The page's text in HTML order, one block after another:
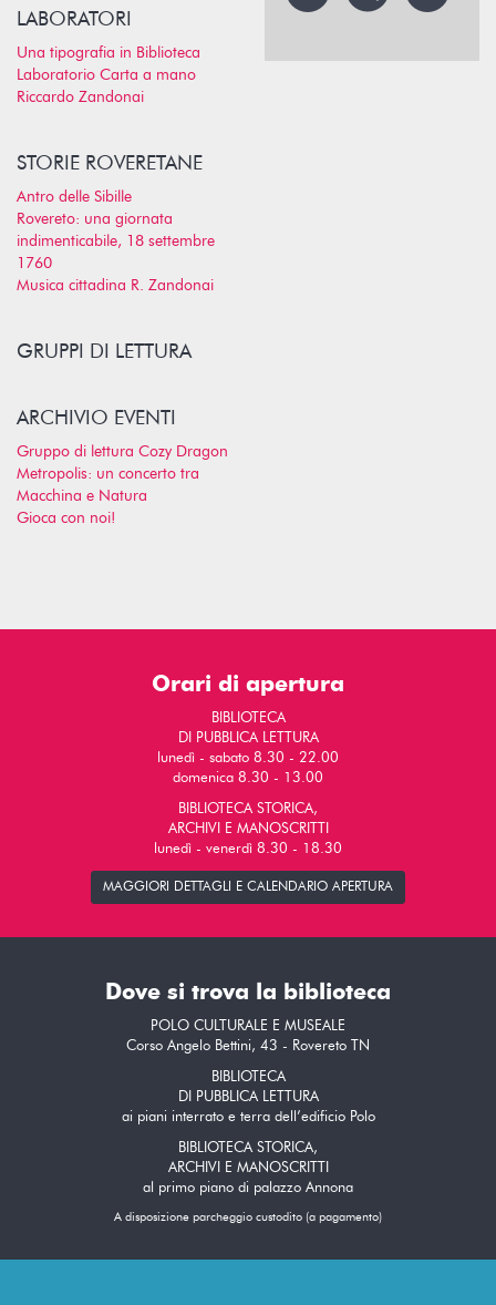
LABORATORI
Una tipografia in Biblioteca
Laboratorio Carta a mano
Riccardo Zandonai
STORIE ROVERETANE
Antro delle Sibille
Rovereto: una giornata
indimenticabile, 18 settembre
1760
Musica cittadina R. Zandonai
GRUPPI DI LETTURA
ARCHIVIO EVENTI
Gruppo di lettura Cozy Dragon
Metropolis: un concerto tra
Macchina e Natura
Gioca con noi!
Orari di apertura
BIBLIOTECA
DI PUBBLICA LETTURA
lunedì - sabato 8.30 - 22.00
domenica 8.30 - 13.00
BIBLIOTECA STORICA,
ARCHIVI E MANOSCRITTI
lunedì - venerdì 8.30 - 18.30
MAGGIORI DETTAGLI E CALENDARIO APERTURA
Dove si trova la biblioteca
POLO CULTURALE E MUSEALE
Corso Angelo Bettini, 43 - Rovereto TN
BIBLIOTECA
DI PUBBLICA LETTURA
ai piani interrato e terra dell’edificio Polo
BIBLIOTECA STORICA,
ARCHIVI E MANOSCRITTI
al primo piano di palazzo Annona
A disposizione parcheggio custodito (a pagamento)